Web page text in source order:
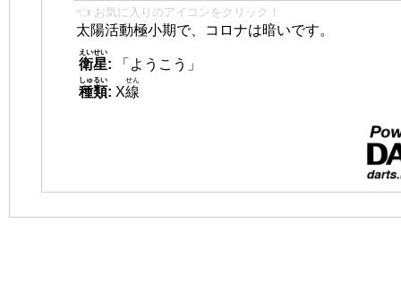
👈 お気に入りのアイコンをクリック！
太陽活動極小期で、コロナは暗いです。
衛星
えいせい
:
「ようこう」
種類
しゅるい
: X線
せん